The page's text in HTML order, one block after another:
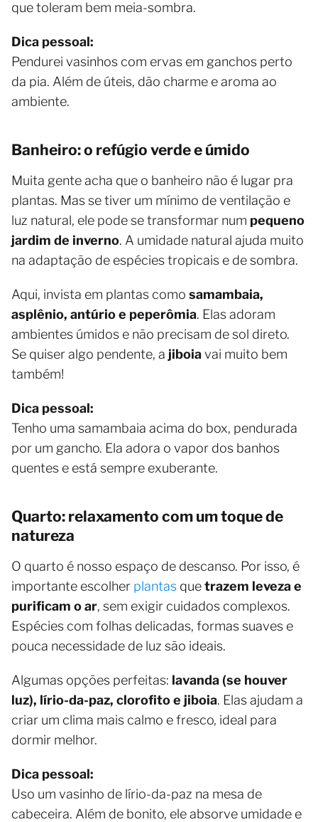
que toleram bem meia-sombra.
Dica pessoal:
Pendurei vasinhos com ervas em ganchos perto
da pia. Além de úteis, dão charme e aroma ao
ambiente.
Banheiro: o refúgio verde e úmido
Muita gente acha que o banheiro não é lugar pra
plantas. Mas se tiver um mínimo de ventilação e
luz natural, ele pode se transformar num pequeno
jardim de inverno. A umidade natural ajuda muito
na adaptação de espécies tropicais e de sombra.
Aqui, invista em plantas como samambaia,
asplênio, antúrio e peperômia. Elas adoram
ambientes úmidos e não precisam de sol direto.
Se quiser algo pendente, a jiboiavai muito bem
também!
Dica pessoal:
Tenho uma samambaia acima do box, pendurada
por um gancho. Ela adora o vapor dos banhos
quentes e está sempre exuberante.
Quarto: relaxamento com um toque de
natureza
O quarto é nosso espaço de descanso. Por isso, é
importante escolher plantas quetrazem leveza e
purificam o ar, sem exigir cuidados complexos.
Espécies com folhas delicadas, formas suaves e
pouca necessidade de luz são ideais.
Algumas opções perfeitas: lavanda (se houver
luz), lírio-da-paz, clorofito e jiboia. Elas ajudam a
criar um clima mais calmo e fresco, ideal para
dormir melhor.
Dica pessoal:
Uso um vasinho de lírio-da-paz na mesa de
cabeceira. Além de bonito, ele absorve umidade e